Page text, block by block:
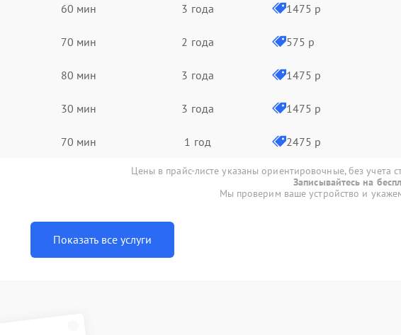
60 мин 3 года 1475 р
70 мин 2 года 575 р
80 мин 3 года 1475 р
30 мин 3 года 1475 р
70 мин 1 год 2475 р
Цены в прайс-листе указаны ориентировочные, без учета
Записывайтесь на
Мы проверим ваше устройство и
Показать все услуги